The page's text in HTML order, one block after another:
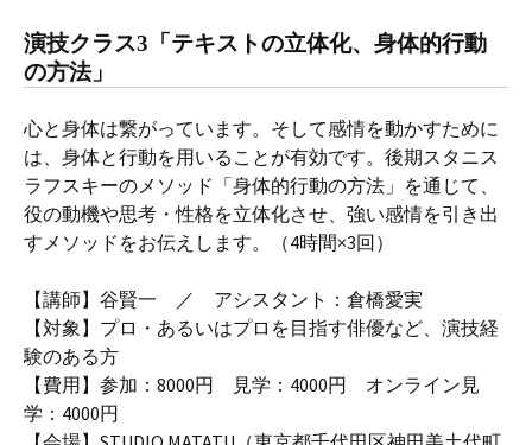
演技クラス3「テキストの立体化、身体的行動
の方法」
心と身体は繋がっています。そして感情を動かすために
は、身体と行動を用いることが有効です。後期スタニス
ラフスキーのメソッド「身体的行動の方法」を通じて、
役の動機や思考・性格を立体化させ、強い感情を引き出
すメソッドをお伝えします。（4時間×3回）
【講師】谷賢一 ／ アシスタント：倉橋愛実
【対象】プロ・あるいはプロを目指す俳優など、演技経
験のある方
【費用】参加：8000円 見学：4000円 オンライン見
学：4000円